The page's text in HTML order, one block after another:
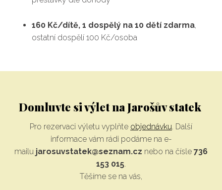
160 Kč/dítě, 1 dospělý na 10 dětí zdarma,
ostatní dospělí 100 Kč/osoba
Domluvte si výlet na Jarošův statek
Pro rezervaci výletu vyplňte objednávku. Další
informace vám rádi podáme na e-
mailu jarosuvstatek@seznam.cz nebo na čísle 736
153 015.
Těšíme se na vás,